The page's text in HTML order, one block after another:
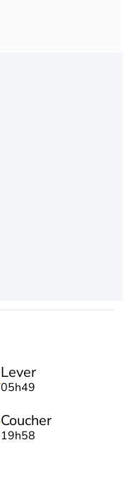
Lever
05h49
Coucher
19h58